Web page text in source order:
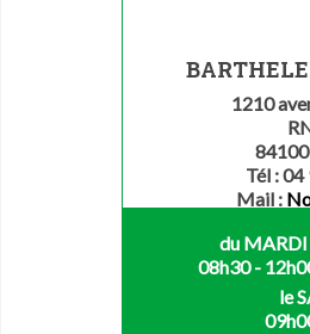
1210
Tél :
Mail :
du MARDI
08h30 -
le